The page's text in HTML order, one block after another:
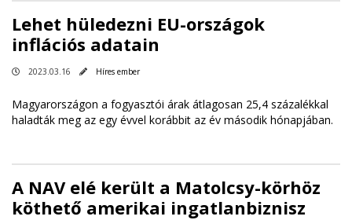
Lehet hüledezni EU-országok
inflációs adatain
2023.03.16 Híres ember
Magyarországon a fogyasztói árak átlagosan 25,4 százalékkal
haladták meg az egy évvel korábbit az év második hónapjában.
A NAV elé került a Matolcsy-körhöz
köthető amerikai ingatlanbiznisz